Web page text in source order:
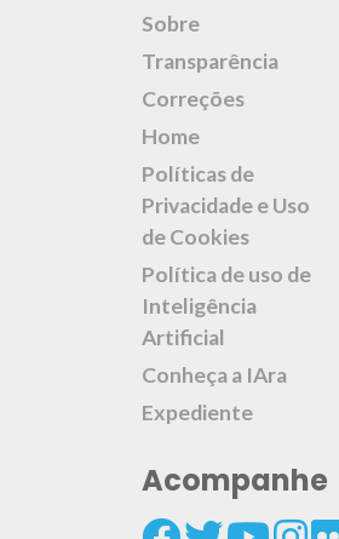
Sobre
Transparência
Correções
Home
Políticas de
Privacidade e Uso
de Cookies
Política de uso de
Inteligência
Artificial
Conheça a IAra
Expediente
Acompanhe